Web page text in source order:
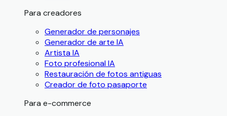
Para creadores
Generador de personajes
Generador de arte IA
Artista IA
Foto profesional IA
Restauración de fotos antiguas
Creador de foto pasaporte
Para e-commerce